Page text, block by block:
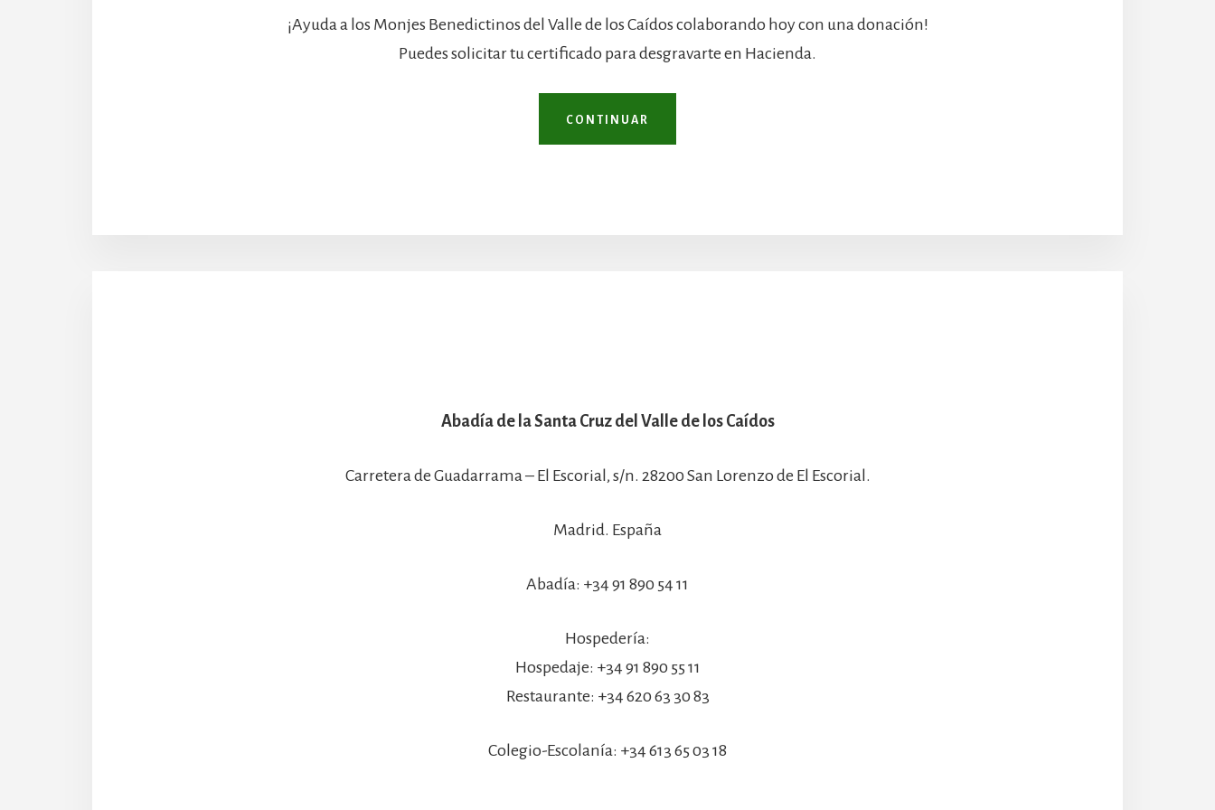
¡Ayuda a los Monjes Benedictinos del Valle de los Caídos colaborando hoy con una donación!
Puedes solicitar tu certificado para desgravarte en Hacienda.
CONTINUAR
Abadía de la Santa Cruz del Valle de los Caídos
Carretera de Guadarrama – El Escorial, s/n. 28200 San Lorenzo de El Escorial.
Madrid. España
Abadía: +34 91 890 54 11
Hospedería:
Hospedaje: +34 91 890 55 11
Restaurante: +34 620 63 30 83
Colegio-Escolanía: +34 613 65 03 18